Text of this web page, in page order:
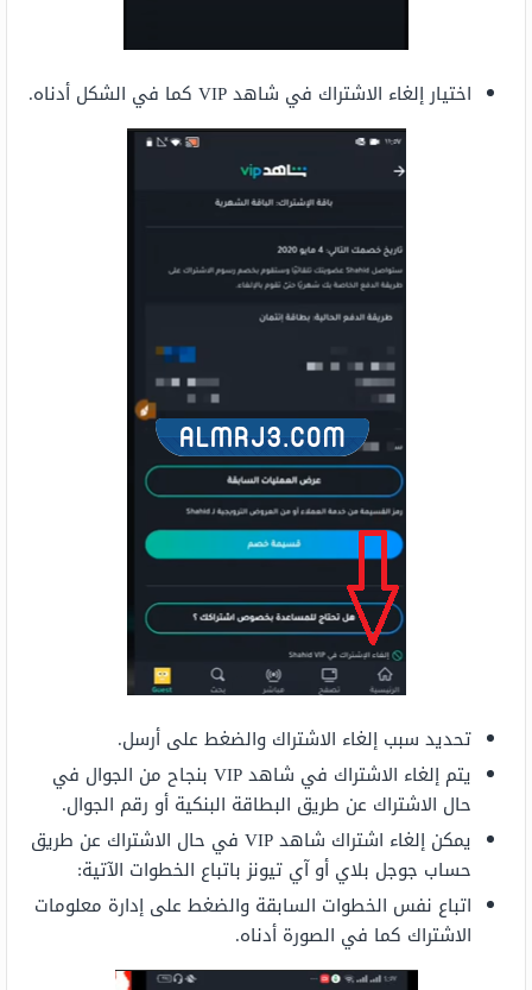
اختيار إلغاء الاشتراك في شاهد VIP كما في الشكل أدناه.
تحديد سبب إلغاء الاشتراك والضغط على أرسل.
يتم إلغاء الاشتراك في شاهد VIP بنجاح من الجوال في
حال الاشتراك عن طريق البطاقة البنكية أو رقم الجوال.
يمكن إلغاء اشتراك شاهد VIP في حال الاشتراك عن طريق
حساب جوجل بلاي أو آي تيونز باتباع الخطوات الآتية:
اتباع نفس الخطوات السابقة والضغط على إدارة معلومات
الاشتراك كما في الصورة أدناه.